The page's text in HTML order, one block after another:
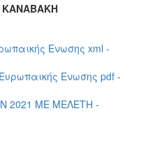
Ενωσης xml -
Ενωσης pdf -
2021 ΜΕ ΜΕΛΕΤΗ -